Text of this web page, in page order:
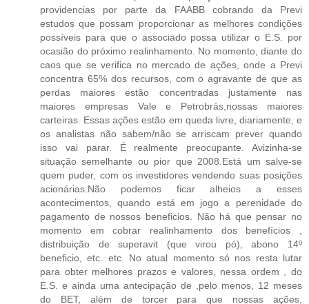
providencias por parte da FAABB cobrando da Previ
estudos que possam proporcionar as melhores condições
possíveis para que o associado possa utilizar o E.S. por
ocasião do próximo realinhamento. No momento, diante do
caos que se verifica no mercado de ações, onde a Previ
concentra 65% dos recursos, com o agravante de que as
perdas maiores estão concentradas justamente nas
maiores empresas Vale e Petrobrás,nossas maiores
carteiras. Essas ações estão em queda livre, diariamente, e
os analistas não sabem/não se arriscam prever quando
isso vai parar. É realmente preocupante. Avizinha-se
situação semelhante ou pior que 2008.Está um salve-se
quem puder, com os investidores vendendo suas posições
acionárias.Não podemos ficar alheios a esses
acontecimentos, quando está em jogo a perenidade do
pagamento de nossos beneficios. Não há que pensar no
momento em cobrar realinhamento dos benefícios ,
distribuição de superavit (que virou pó), abono 14º
beneficio, etc. etc. No atual momento só nos resta lutar
para obter melhores prazos e valores, nessa ordem , do
E.S. e ainda uma antecipação de ,pelo menos, 12 meses
do BET, além de torcer para que nossas ações,